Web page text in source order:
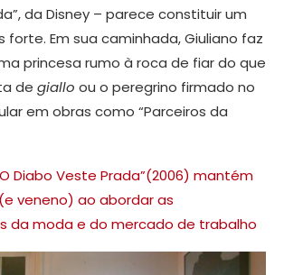
da Disney – parece constituir um
forte. Em sua caminhada, Giuliano faz
princesa rumo à roca de fiar do que
de giallo ou o peregrino firmado no
em obras como “Parceiros da
Diabo Veste Prada”(2006) mantém
veneno) ao abordar as
da moda e do mercado de trabalho